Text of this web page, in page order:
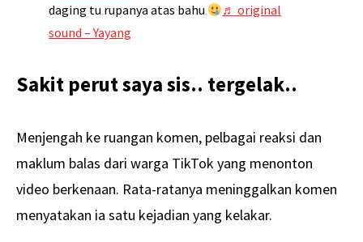
daging tu rupanya atas bahu
♬ original
sound – Yayang
Sakit perut saya sis.. tergelak..
Menjengah ke ruangan komen, pelbagai reaksi dan
maklum balas dari warga TikTok yang menonton
video berkenaan. Rata-ratanya meninggalkan komen
menyatakan ia satu kejadian yang kelakar.